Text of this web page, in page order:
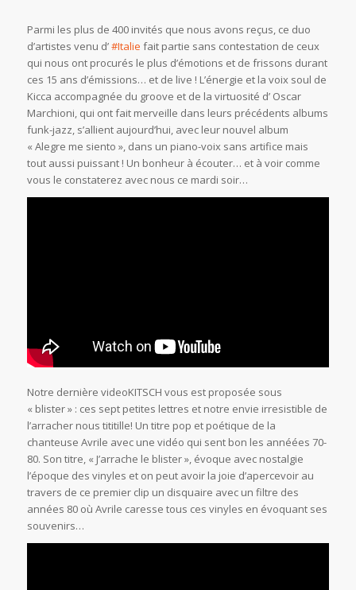
Parmi les plus de 400 invités que nous avons reçus, ce duo
d’artistes venu d’#Italie fait partie sans contestation de ceux
qui nous ont procurés le plus d’émotions et de frissons durant
ces 15 ans d’émissions… et de live ! L’énergie et la voix soul de
Kicca accompagnée du groove et de la virtuosité d’ Oscar
Marchioni, qui ont fait merveille dans leurs précédents albums
funk-jazz, s’allient aujourd’hui, avec leur nouvel album
« Alegre me siento », dans un piano-voix sans artifice mais
tout aussi puissant ! Un bonheur à écouter… et à voir comme
vous le constaterez avec nous ce mardi soir…
Notre dernière videoKITSCH vous est proposée sous
« blister » : ces sept petites lettres et notre envie irresistible de
l’arracher nous tititille! Un titre pop et poétique de la
chanteuse Avrile avec une vidéo qui sent bon les annéées 70-
80. Son titre, « J’arrache le blister », évoque avec nostalgie
l’époque des vinyles et on peut avoir la joie d’apercevoir au
travers de ce premier clip un disquaire avec un filtre des
années 80 où Avrile caresse tous ces vinyles en évoquant ses
souvenirs…